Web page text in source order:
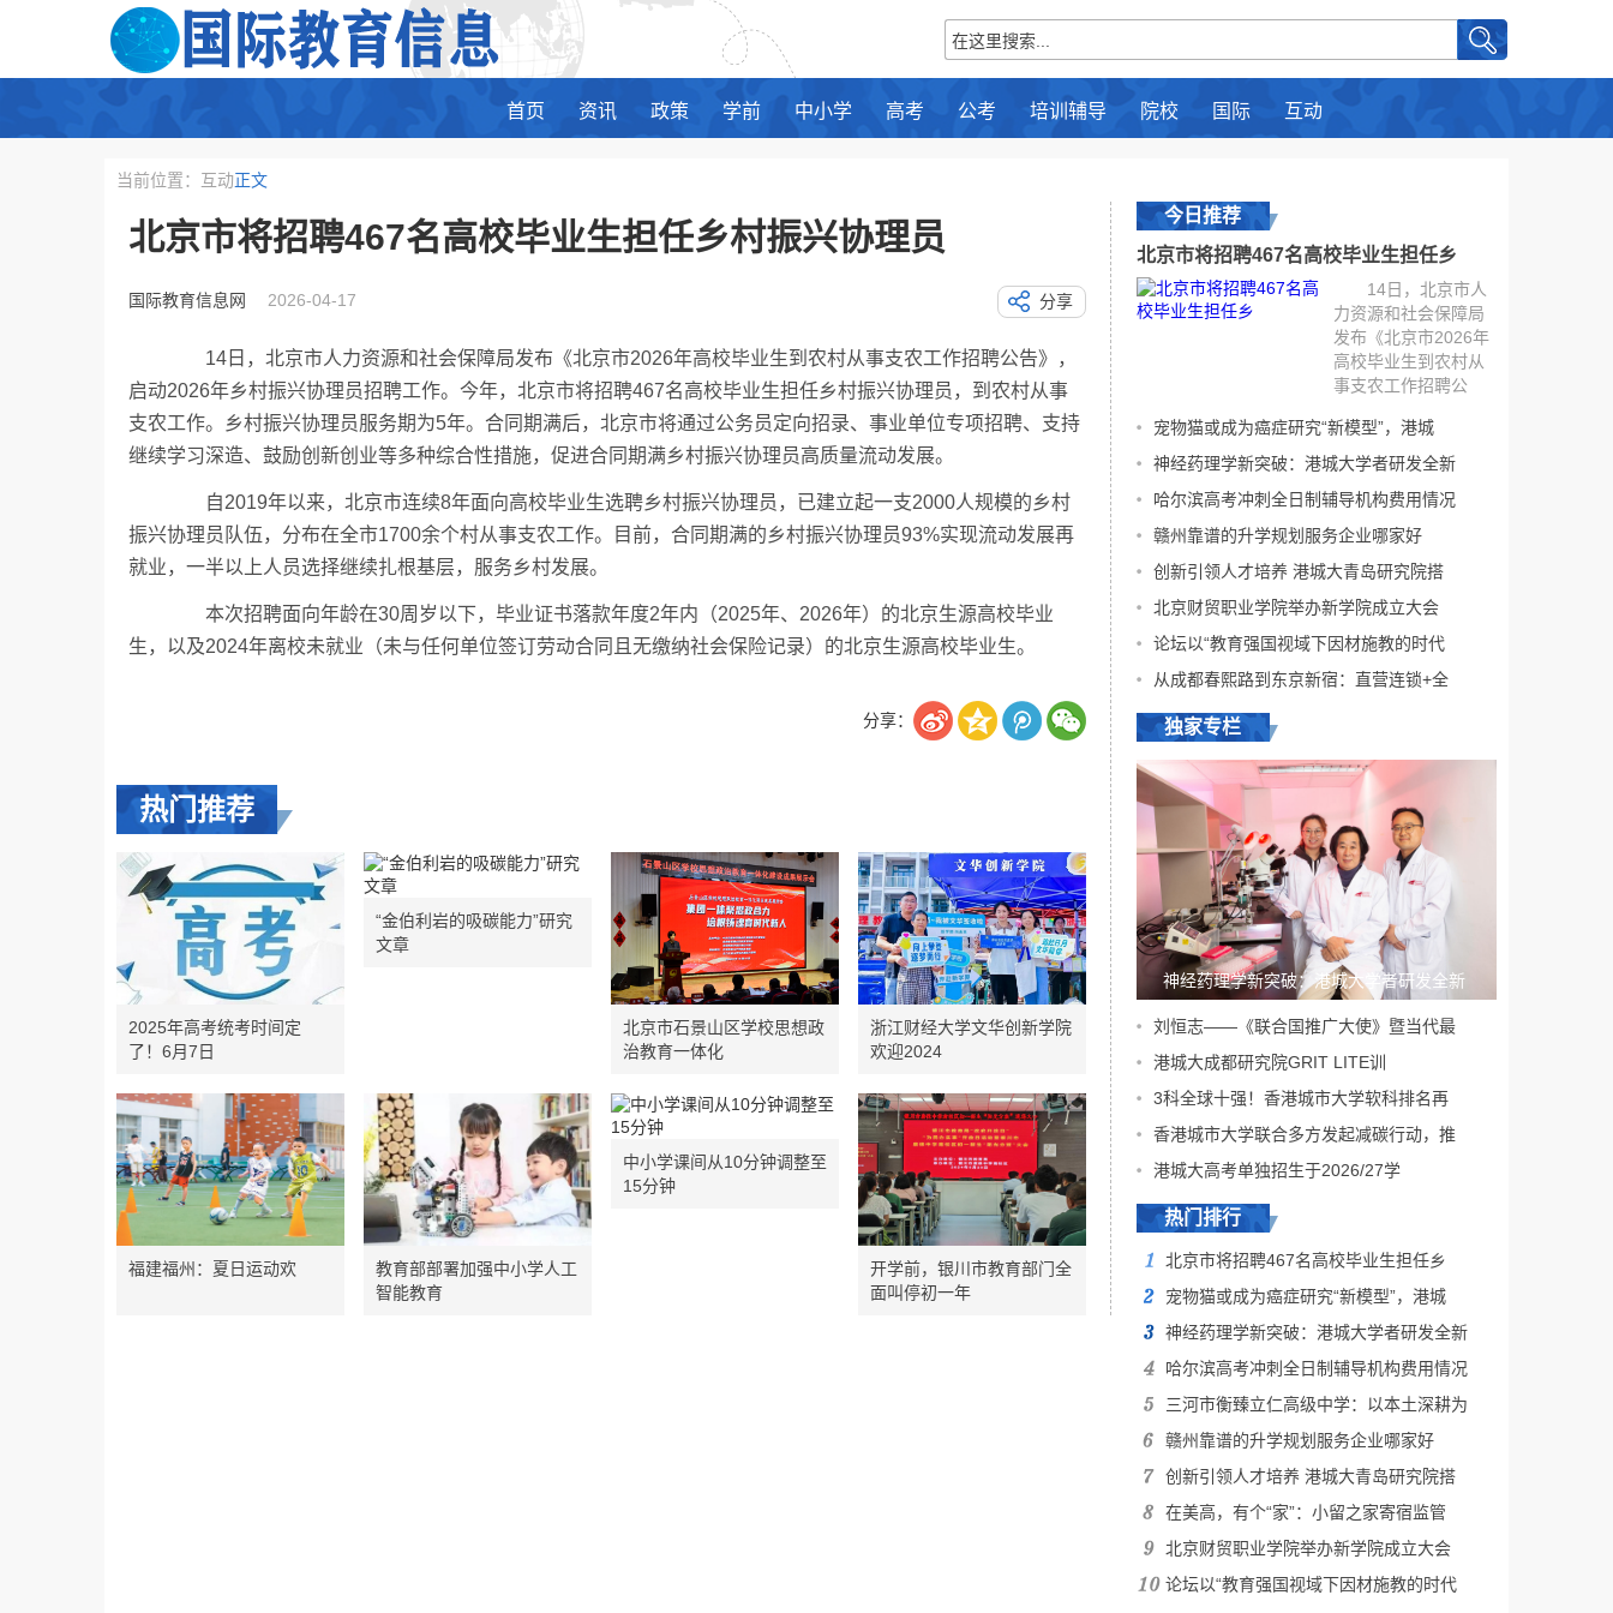
首页 资讯 政策 学前 中小学 高考 公考 培训辅导 院校 国际 互动
当前位置：互动正文
北京市将招聘467名高校毕业生担任乡村振兴协理员
国际教育信息网 2026-04-17 分享
14日，北京市人力资源和社会保障局发布《北京市2026年高校毕业生到农村从事支农工作招聘公告》，
启动2026年乡村振兴协理员招聘工作。今年，北京市将招聘467名高校毕业生担任乡村振兴协理员，到农村从事
支农工作。乡村振兴协理员服务期为5年。合同期满后，北京市将通过公务员定向招录、事业单位专项招聘、支持
继续学习深造、鼓励创新创业等多种综合性措施，促进合同期满乡村振兴协理员高质量流动发展。
自2019年以来，北京市连续8年面向高校毕业生选聘乡村振兴协理员，已建立起一支2000人规模的乡村
振兴协理员队伍，分布在全市1700余个村从事支农工作。目前，合同期满的乡村振兴协理员93%实现流动发展再
就业，一半以上人员选择继续扎根基层，服务乡村发展。
本次招聘面向年龄在30周岁以下，毕业证书落款年度2年内（2025年、2026年）的北京生源高校毕业
生，以及2024年离校未就业（未与任何单位签订劳动合同且无缴纳社会保险记录）的北京生源高校毕业生。
分享：
热门推荐
2025年高考统考时间定
了！6月7日
“金伯利岩的吸碳能力”研究
文章
北京市石景山区学校思想政
治教育一体化
浙江财经大学文华创新学院
欢迎2024
福建福州：夏日运动欢
教育部部署加强中小学人工
智能教育
中小学课间从10分钟调整至
15分钟
开学前，银川市教育部门全
面叫停初一年
今日推荐
北京市将招聘467名高校毕业生担任乡
14日，北京市人
力资源和社会保障局
发布《北京市2026年
高校毕业生到农村从
事支农工作招聘公
村振兴协理员招聘工
作。今年，北京市将
担任乡村振兴协理
员，到农村从事支农
员服务期为5年。合同
期满后，北京市将通
事业单位专项招
聘、...
[详细]
宠物猫或成为癌症研究“新模型”，港城
神经药理学新突破：港城大学者研发全新
哈尔滨高考冲刺全日制辅导机构费用情况
赣州靠谱的升学规划服务企业哪家好
创新引领人才培养 港城大青岛研究院搭
北京财贸职业学院举办新学院成立大会
论坛以“教育强国视域下因材施教的时代
从成都春熙路到东京新宿：直营连锁+全
独家专栏
神经药理学新突破：港城大学者研发全新
刘恒志——《联合国推广大使》暨当代最
港城大成都研究院GRIT LITE训
3科全球十强！香港城市大学软科排名再
香港城市大学联合多方发起减碳行动，推
港城大高考单独招生于2026/27学
热门排行
北京市将招聘467名高校毕业生担任乡
宠物猫或成为癌症研究“新模型”，港城
神经药理学新突破：港城大学者研发全新
哈尔滨高考冲刺全日制辅导机构费用情况
三河市衡臻立仁高级中学：以本土深耕为
赣州靠谱的升学规划服务企业哪家好
创新引领人才培养 港城大青岛研究院搭
在美高，有个“家”：小留之家寄宿监管
北京财贸职业学院举办新学院成立大会
论坛以“教育强国视域下因材施教的时代